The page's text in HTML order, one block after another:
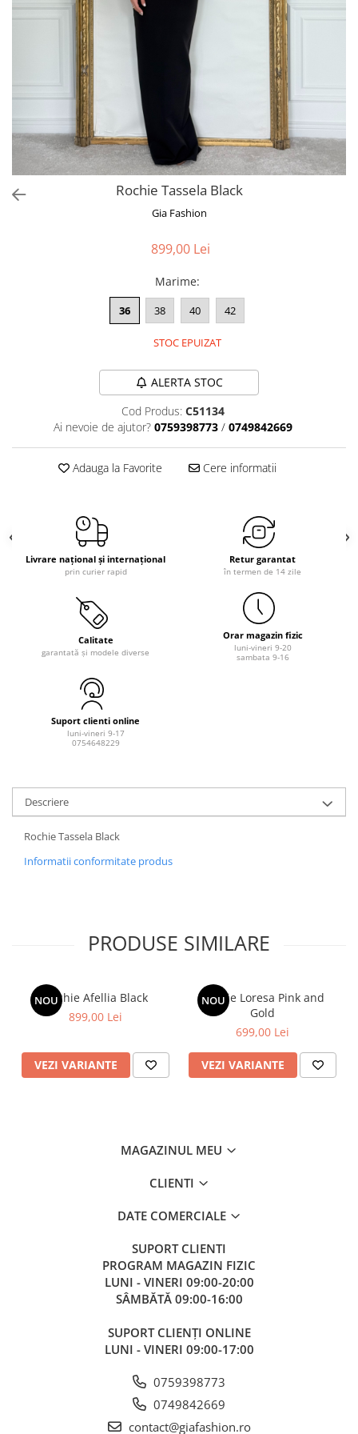
Veste
Paltoane
Sacouri
Tricouri
Traditional
Rochie Tassela Black
Gia Fashion
899,00 Lei
Marime:
36 38 40 42
STOC EPUIZAT
ALERTA STOC
Cod Produs: C51134
Ai nevoie de ajutor? 0759398773 / 0749842669
Adauga la Favorite Cere informatii
Livrare național și internațional
prin curier rapid
Retur garantat
în termen de 14 zile
Calitate
garantată și modele diverse
Orar magazin fizic
luni-vineri 9-20
sambata 9-16
Suport clienti online
luni-vineri 9-17
0754648229
Descriere
Rochie Tassela Black
Informatii conformitate produs
PRODUSE SIMILARE
NOU
Rochie Afellia Black
899,00 Lei
VEZI VARIANTE
NOU
Rochie Loresa Pink and
Gold
699,00 Lei
VEZI VARIANTE
MAGAZINUL MEU
CLIENTI
DATE COMERCIALE
SUPORT CLIENTI
PROGRAM MAGAZIN FIZIC
LUNI - VINERI 09:00-20:00
SÂMBĂTĂ 09:00-16:00
SUPORT CLIENȚI ONLINE
LUNI - VINERI 09:00-17:00
0759398773
0749842669
contact@giafashion.ro